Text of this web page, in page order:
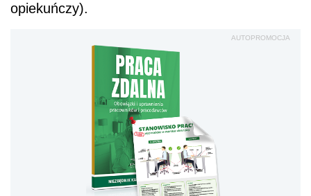
opiekuńczy).
AUTOPROMOCJA